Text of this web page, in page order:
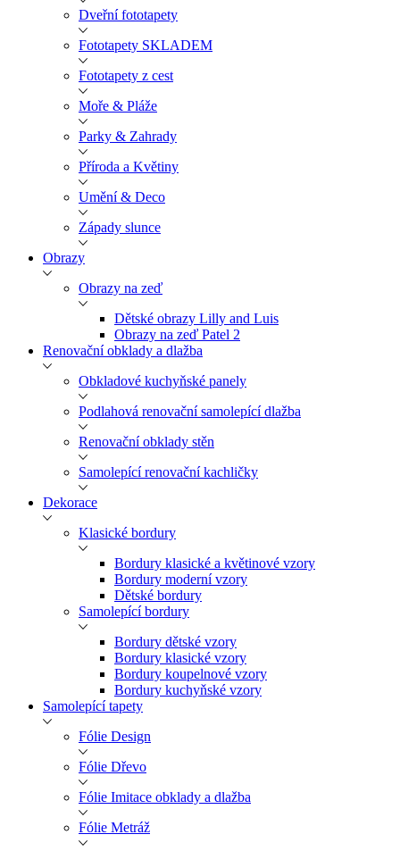
Dveřní fototapety
Fototapety SKLADEM
Fototapety z cest
Moře & Pláže
Parky & Zahrady
Příroda a Květiny
Umění & Deco
Západy slunce
Obrazy
Obrazy na zeď
Dětské obrazy Lilly and Luis
Obrazy na zeď Patel 2
Renovační obklady a dlažba
Obkladové kuchyňské panely
Podlahová renovační samolepící dlažba
Renovační obklady stěn
Samolepící renovační kachličky
Dekorace
Klasické bordury
Bordury klasické a květinové vzory
Bordury moderní vzory
Dětské bordury
Samolepící bordury
Bordury dětské vzory
Bordury klasické vzory
Bordury koupelnové vzory
Bordury kuchyňské vzory
Samolepící tapety
Fólie Design
Fólie Dřevo
Fólie Imitace obklady a dlažba
Fólie Metráž